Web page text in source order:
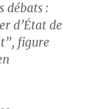
débats :
d’État de
figure